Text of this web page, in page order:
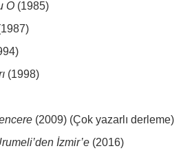
O (1985)
(1998)
(2009) (Çok yazarlı derleme)
İzmir’e (2016)